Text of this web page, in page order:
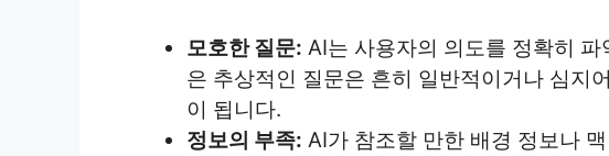
모호한 질문: AI는 사용자의 의도를 정확히
은 추상적인 질문은 흔히 일반적이거나 심지
이 됩니다.
정보의 부족: AI가 참조할 만한 배경 정보나